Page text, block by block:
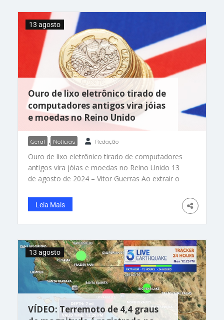
Ouro de lixo eletrônico tirado de
computadores antigos vira jóias
e moedas no Reino Unido
13 agosto
Geral , Notícias Redação
Ouro de lixo eletrônico tirado de computadores
antigos vira jóias e moedas no Reino Unido 13
de agosto de 2024 – Vitor Guerras Ao extrair o
jóias, a companhia avança em um modelo
sustentável. Foto: Royal Mint. Uma fábrica que
extrai ouro de lixo eletrônico e transforma
Leia Mais
VÍDEO: Terremoto de 4,4 graus
13 agosto